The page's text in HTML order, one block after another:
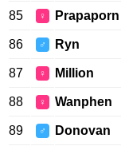
85 ♀ Prapaporn
86 ♂ Ryn
87 ♀ Million
88 ♀ Wanphen
89 ♂ Donovan